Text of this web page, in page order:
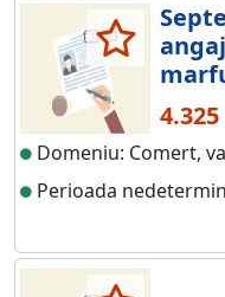
Domeniu: Comert,
Perioada